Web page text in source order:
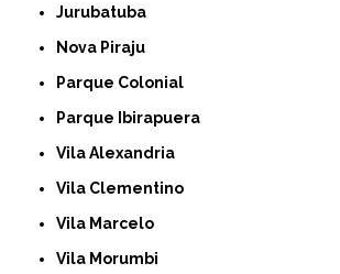
Jurubatuba
Nova Piraju
Parque Colonial
Parque Ibirapuera
Vila Alexandria
Vila Clementino
Vila Marcelo
Vila Morumbi